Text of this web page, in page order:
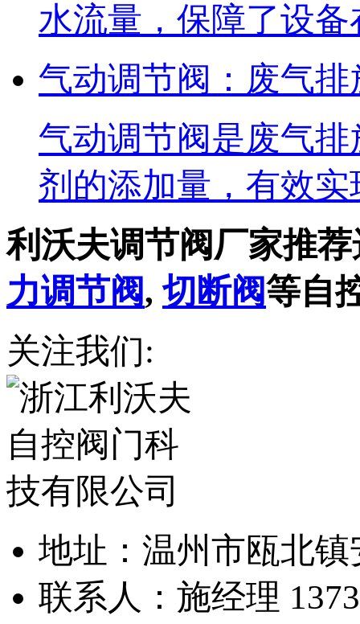
水流量，保障了设
气动调节阀：废气排
气动调节阀是废气
剂的添加量，有效
利沃夫调节阀厂家推
力调节阀,切断阀等自
关注我们:
地址：温州市瓯北
联系人：施经理